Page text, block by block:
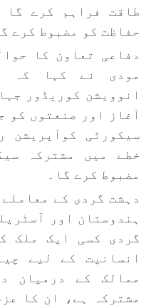
طاقت فراہم کرے
حفاظت کو مضبوط کرے
دفاعی تعاون کا
مودی نے کہا کہ
انوویشن کوریڈور
آغاز اور صنعتوں کو
سیکورٹی کوآپریشن
خطے میں مشترکہ
مضبوط کرے گا۔
دہشت گردی کے
ہندوستان اور
گردی کسی ایک ملک
انسانیت کے لیے
ممالک کے درمیان
مشترکہ ہے، ان کا